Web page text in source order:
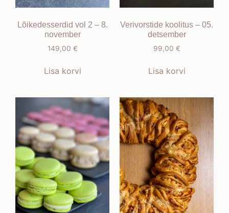
Lõikedesserdid vol 2 – 8.
november
149,00 €
Lisa korvi
Verivorstide koolitus – 05.
detsember
99,00 €
Lisa korvi